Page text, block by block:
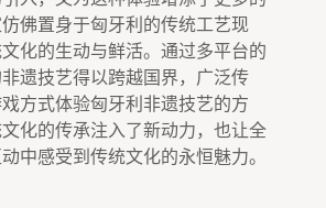
佛置身于匈牙利的传统工艺现
化的生动与鲜活。通过多平台的
遗技艺得以跨越国界，广泛传
方式体验匈牙利非遗技艺的方
化的传承注入了新动力，也让全
中感受到传统文化的永恒魅力。